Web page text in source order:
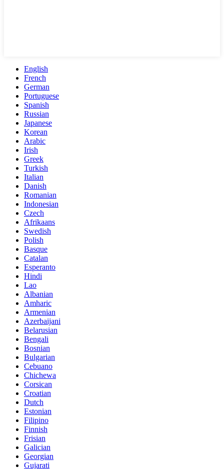
English
French
German
Portuguese
Spanish
Russian
Japanese
Korean
Arabic
Irish
Greek
Turkish
Italian
Danish
Romanian
Indonesian
Czech
Afrikaans
Swedish
Polish
Basque
Catalan
Esperanto
Hindi
Lao
Albanian
Amharic
Armenian
Azerbaijani
Belarusian
Bengali
Bosnian
Bulgarian
Cebuano
Chichewa
Corsican
Croatian
Dutch
Estonian
Filipino
Finnish
Frisian
Galician
Georgian
Gujarati